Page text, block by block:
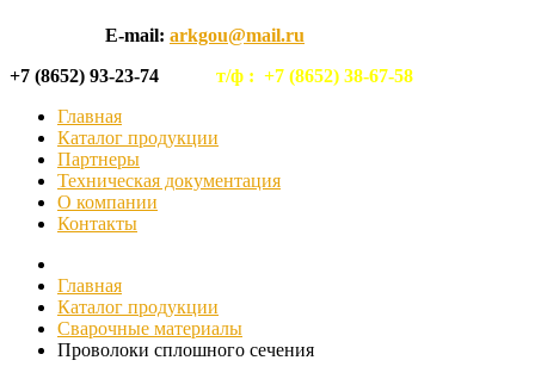
E-mail: arkgou@mail.ru
+7 (8652) 93-23-74 т/ф : +7 (8652) 38-67-58
Главная
Каталог продукции
Партнеры
Техническая документация
О компании
Контакты
Главная
Каталог продукции
Сварочные материалы
Проволоки сплошного сечения